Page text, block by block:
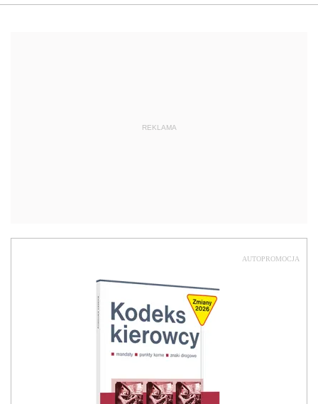
REKLAMA
AUTOPROMOCJA